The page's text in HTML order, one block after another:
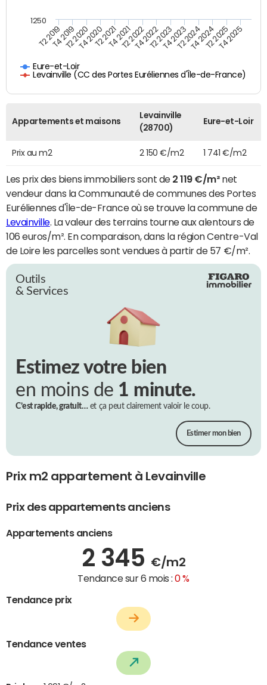
Eure-et-Loir
Levainville (CC des Portes Euréliennes d'Île-de-France)
T2 2019T4 2019T2 2020T4 2020T2 2021T4 2021T2 2022T4 2022T2 2023T4 2023T2 2024T4 2024T2 2025T4 2025
1250
Appartements et maisons
Levainville
(28700)
Eure-et-Loir
Prix au m2 2 150 €/m2 1 741 €/m2
Les prix des biens immobiliers sont de 2 119 €/m²net
vendeur dans la Communauté de communes des Portes
Euréliennes d'Île-de-France où se trouve la commune de
Levainville. La valeur des terrains tourne aux alentours de
106 euros/m². En comparaison, dans la région Centre-Val
de Loire les parcelles sont vendues à partir de 57 €/m².
Outils
& Services
Estimez votre bien
en moins de 1 minute.
C’est rapide, gratuit…et ça peut clairement valoir le coup.
Estimer mon bien
Prix m2 appartement à Levainville
Prix des appartements anciens
Appartements anciens
2 345 €/m2
Tendance sur 6 mois :0 %
Tendance prix
Tendance ventes